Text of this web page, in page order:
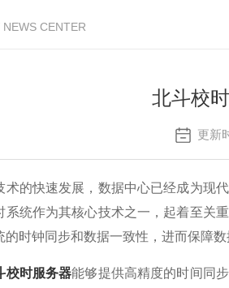
NEWS CENTER
北斗校
更新
快速发展，数据中心已经成为现代
系统作为其核心技术之一，起着至关
的时钟同步和数据一致性，进而保障数
校时服务器能够提供高精度的时间同